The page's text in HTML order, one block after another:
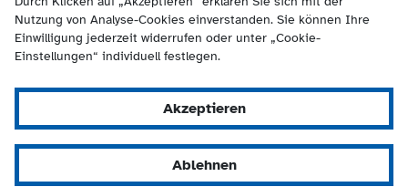
Nutzung von Analyse-Cookies einverstanden. Sie können Ihre
Einwilligung jederzeit widerrufen oder unter „Cookie-
Einstellungen“ individuell festlegen.
Akzeptieren
Ablehnen